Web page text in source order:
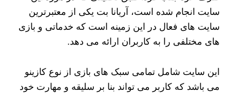
سایت انجام شده است، آریانا بت یکی از معتبرترین
سایت های فعال در این زمینه است که خدماتی و بازی
های مختلفی را به کاربران ارائه می دهد.
این سایت شامل تمامی سبک های بازی از نوع کازینو
می باشد که کاربر می تواند بنا بر سلیقه و مهارت خود